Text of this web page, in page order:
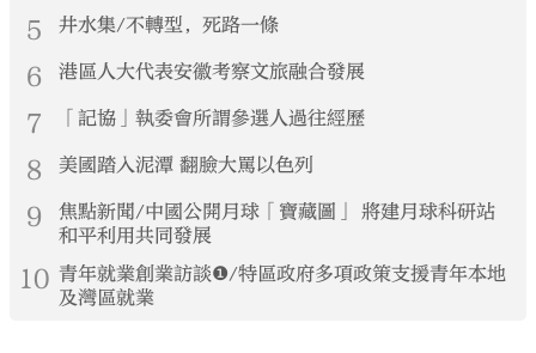
5 井水集/不轉型，死路一條
6 港區人大代表安徽考察文旅融合發展
7 「記協」執委會所謂參選人過往經歷
8 美國踏入泥潭 翻臉大罵以色列
9
焦點新聞/中國公開月球「寶藏圖」 將建月球科研站
和平利用共同發展
10 青年就業創業訪談❶/特區政府多項政策支援青年本地
及灣區就業